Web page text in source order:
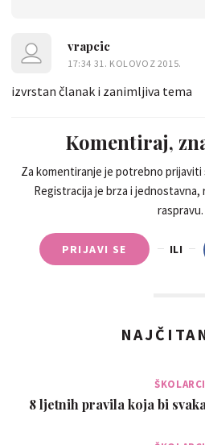
vrapcic
17:34 31. KOLOVOZ 2015.
izvrstan članak i zanimljiva tema
Komentiraj,
Za komentiranje je potrebno prijaviti
Registracija je brza i
raspravu.
PRIJAVI SE ILI
ŠKOLARCI
8 ljetnih pravila koja bi